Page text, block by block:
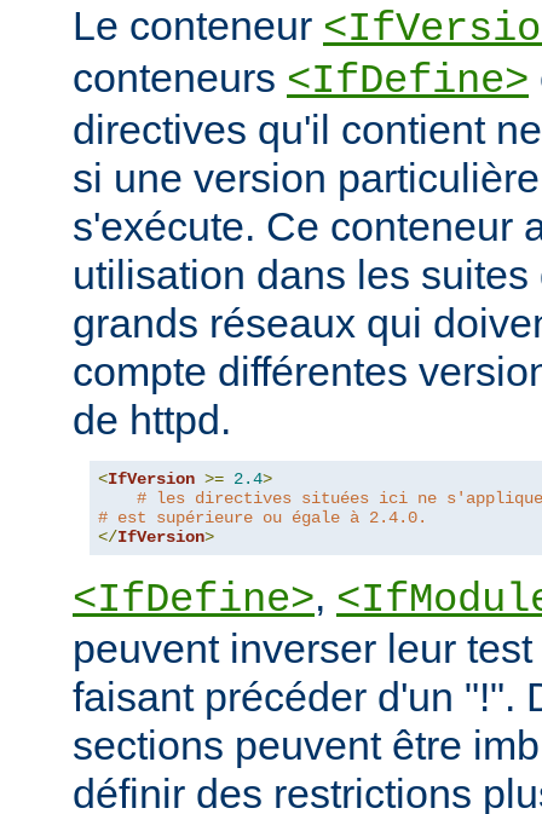
Le conteneur
conteneurs <IfDefine>
directives qu'il contient
si une version
s'exécute. Ce conteneur
utilisation dans les
grands réseaux qui
compte différentes
de httpd.
<IfVersion >= 2.4>
# les directives situées ici ne
# est supérieure ou égale à 2.4.0.
</IfVersion>
<IfDefine>,
peuvent inverser leur
faisant précéder d'un "!".
sections peuvent être
définir des restrictions